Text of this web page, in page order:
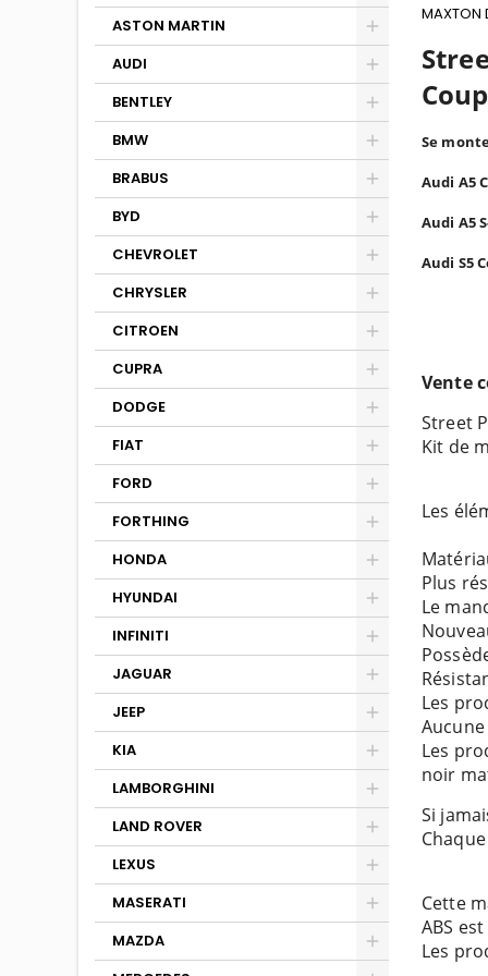
ASTON MARTIN
AUDI
BENTLEY
BMW
BRABUS
BYD
CHEVROLET
CHRYSLER
CITROEN
CUPRA
DODGE
FIAT
FORD
FORTHING
HONDA
HYUNDAI
INFINITI
JAGUAR
JEEP
KIA
LAMBORGHINI
LAND ROVER
LEXUS
MASERATI
MAZDA
MAXTON
Se
Audi A5
Audi A5
Audi S5
Vente
Street
Kit de
Les
Plus
Le
Les
Les
noir
Si
Cette
ABS
Les